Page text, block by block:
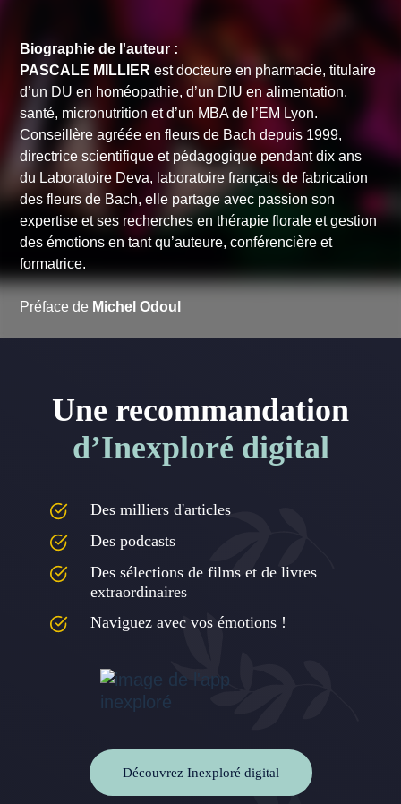
Biographie de l'auteur :
PASCALE MILLIER est docteure en pharmacie, titulaire
d’un DU en homéopathie, d’un DIU en alimentation,
santé, micronutrition et d’un MBA de l’EM Lyon.
Conseillère agréée en fleurs de Bach depuis 1999,
directrice scientifique et pédagogique pendant dix ans
du Laboratoire Deva, laboratoire français de fabrication
des fleurs de Bach, elle partage avec passion son
expertise et ses recherches en thérapie florale et gestion
des émotions en tant qu’auteure, conférencière et
formatrice.
Préface de Michel Odoul
Une recommandation
d’Inexploré digital
Des milliers d'articles
Des podcasts
Des sélections de films et de livres
extraordinaires
Naviguez avec vos émotions !
Découvrez Inexploré digital